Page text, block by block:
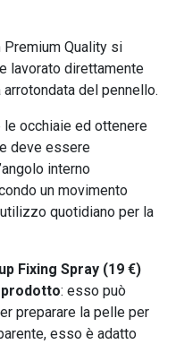
Premium Quality si
lavorato direttamente
del pennello.
occhiaie ed ottenere
deve essere
interno
un movimento
quotidiano per la
Fixing Spray (19 €)
: esso può
preparare la pelle per
esso è adatto